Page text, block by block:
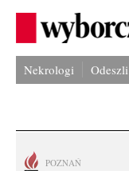
Nekrologi Odeszli
POZNAŃ